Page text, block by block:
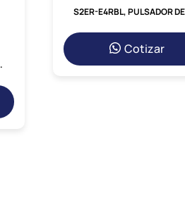
DC24 es 100% original, cumple con los
equipo de expertos está siempre
NR2-36
Cotizar